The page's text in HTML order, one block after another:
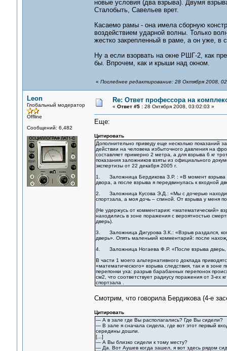
новые условия (два взрыва). Двумя
Сталобыть, Савельев врет.
Касаемо рамы - она имела сборную
воздействием ударной волны. Только
жестко закрепленный в раме, а он уже, в
Ну а если взорвать на окне РШГ-2, как
бы. Впрочем, как и крыши над окном.
« Последнее редактирование: 28 Октября 2008,
Leon
Глобальный модератор
Offline
Сообщений: 6,482
Re: Ответ профессора на
« Ответ #5 :28 Октября 2008, 03:02:03 »
Еще:
Цитировать
Дополнительно приведу еще несколько показаний
действии на человека избыточного давления на
составляет примерно 2 метра, а для взрыва 6 кг
показания заложников взяты из официального
экспертизы от 22 декабря 2005 г.
1. Заложница Бердикова З.Р. : «В момент взрыва я
двора, а после взрыва я передвинулась к входной
2. Заложница Кусова Э.Д.: «Мы с дочерью
спортзала, а моя дочь – спиной. От взрыва у меня
(Не удержусь от комментария: «математический»
находились в зоне поражения с вероятностью
дверь).
3. Заложница Дигурова З.К.: «Взрыв раздался,
дверь». Опять маленький комментарий: после
4. Заложница Ногаева Ф.Р. «После взрыва дверь,
В части 1 моего альтернативного доклада
«математического» взрыва следствия, так и в
перепонки уха: разрыв барабанных перепонок
см2, что соответствует радиусу поражения от 3-ех
спортзала .
Смотрим, что говорила Бердикова (4-е
Цитировать
— А в зале где Вы располагались? Где Вы сидели?
— В зале я сначала сидела, где вот этот первый
середины дошли.
[...]
— А Вы близко сидели к тому месту?
— Да. Вот Аушев когда зашел, я вот здесь рядом